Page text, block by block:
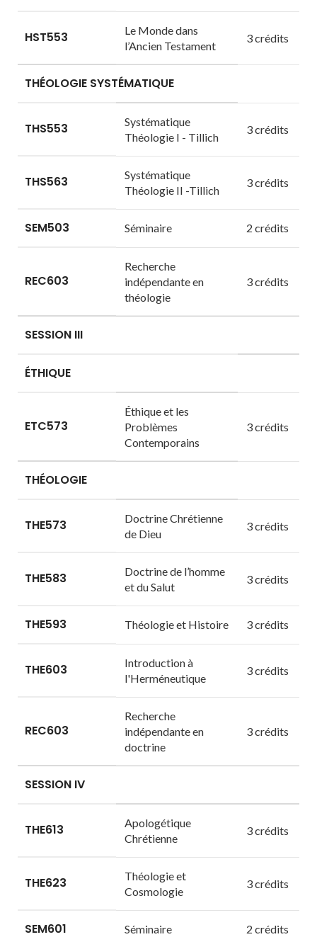
HST553
Le Monde dans
l’Ancien Testament
3 crédits
THÉOLOGIE SYSTÉMATIQUE
THS553
Systématique
Théologie I - Tillich
3 crédits
THS563
Systématique
Théologie II -Tillich
3 crédits
SEM503 Séminaire 2 crédits
REC603
Recherche
indépendante en
théologie
3 crédits
SESSION III
ÉTHIQUE
ETC573
Éthique et les
Problèmes
Contemporains
3 crédits
THÉOLOGIE
THE573
Doctrine Chrétienne
de Dieu
3 crédits
THE583
Doctrine de l’homme
et du Salut
3 crédits
THE593 Théologie et Histoire 3 crédits
THE603
Introduction à
l'Herméneutique
3 crédits
REC603
Recherche
indépendante en
doctrine
3 crédits
SESSION IV
THE613
Apologétique
Chrétienne
3 crédits
THE623
Théologie et
Cosmologie
3 crédits
SEM601 Séminaire 2 crédits